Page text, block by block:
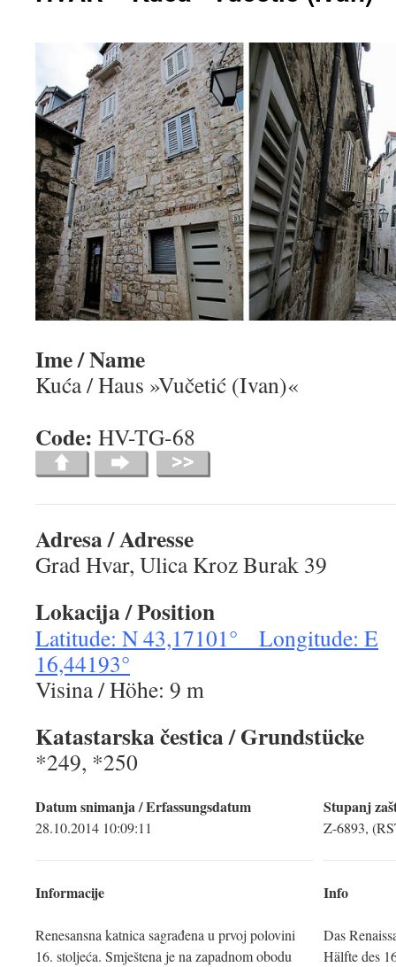
Ime / Name
Kuća / Haus »Vučetić (Ivan)«
Code: HV-TG-
Adresa / Adresse
Grad Hvar, Ulica Kroz Burak 39
Lokacija/ Position
Latitude: N 43,17101° Longitude: E
16,44193°
Visina / Höhe: 9 m
Katastarska čestica/ Grundstücke
*249, *250
Datum snimanja / Erfassungsdatum
28.10.2014 10:09:11
Informacije
Renesansna katnica sagrađena u prvoj polovini
16. stoljeća. Smještena je na zapadnom obodu
Stupanj
Z-6893,
Info
Das
Hälfte des